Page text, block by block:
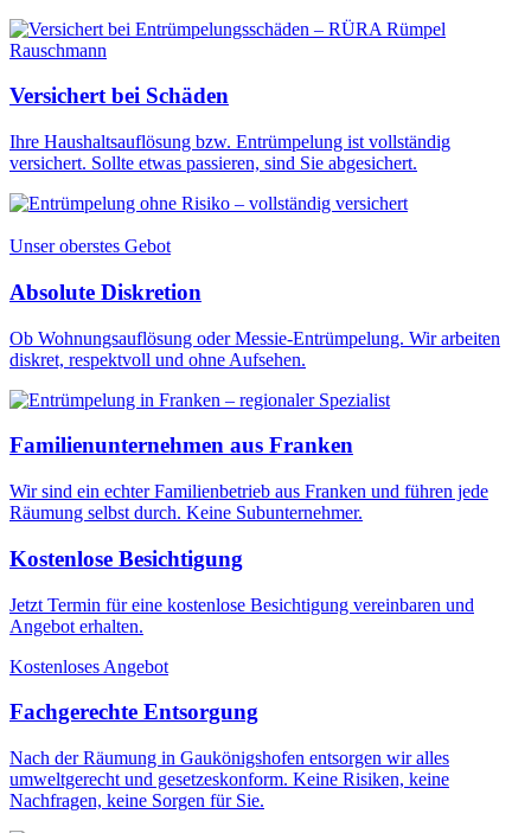
Versichert bei Schäden
Ihre Haushaltsauflösung bzw. Entrümpelung ist vollständig
versichert. Sollte etwas passieren, sind Sie abgesichert.
Unser oberstes Gebot
Absolute Diskretion
Ob Wohnungsauflösung oder Messie-Entrümpelung. Wir arbeiten
diskret, respektvoll und ohne Aufsehen.
Familienunternehmen aus Franken
Wir sind ein echter Familienbetrieb aus Franken und führen jede
Räumung selbst durch. Keine Subunternehmer.
Kostenlose Besichtigung
Jetzt Termin für eine kostenlose Besichtigung vereinbaren und
Angebot erhalten.
Kostenloses Angebot
Fachgerechte Entsorgung
Nach der Räumung in Gaukönigshofen entsorgen wir alles
umweltgerecht und gesetzeskonform. Keine Risiken, keine
Nachfragen, keine Sorgen für Sie.